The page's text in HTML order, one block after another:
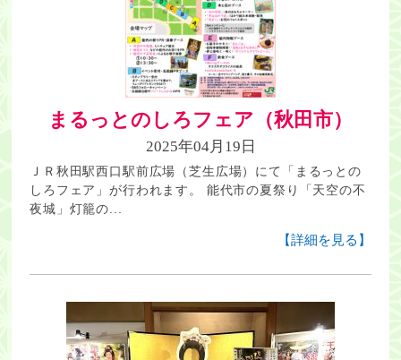
まるっとのしろフェア（秋田市）
2025年04月19日
ＪＲ秋田駅西口駅前広場（芝生広場）にて「まるっとの
しろフェア」が行われます。 能代市の夏祭り「天空の不
夜城」灯籠の...
【詳細を見る】